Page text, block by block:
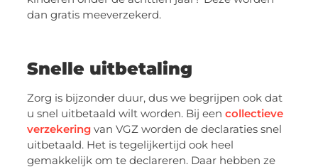
dan gratis meeverzekerd.
Snelle uitbetaling
Zorg is bijzonder duur, dus we begrijpen ook dat
u snel uitbetaald wilt worden. Bij eencollectieve
verzekering van VGZ worden de declaraties snel
uitbetaald. Het is tegelijkertijd ook heel
gemakkelijk om te declareren. Daar hebben ze